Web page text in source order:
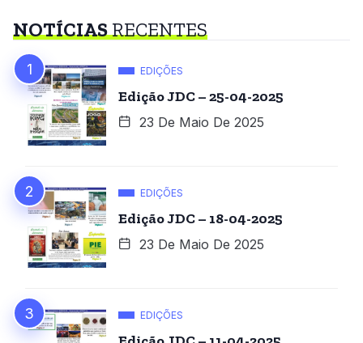
NOTÍCIASRECENTES
EDIÇÕES
Edição JDC – 25-04-2025
23 De Maio De 2025
EDIÇÕES
Edição JDC – 18-04-2025
23 De Maio De 2025
EDIÇÕES